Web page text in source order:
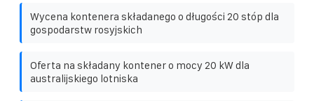
Wycena kontenera składanego o długości 20 stóp dla
gospodarstw rosyjskich
Oferta na składany kontener o mocy 20 kW dla
australijskiego lotniska